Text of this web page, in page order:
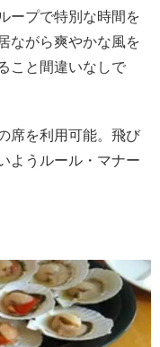
ープで特別な時間を
ながら爽やかな風を
こと間違いなしで
席を利用可能。飛び
ようルール・マナー